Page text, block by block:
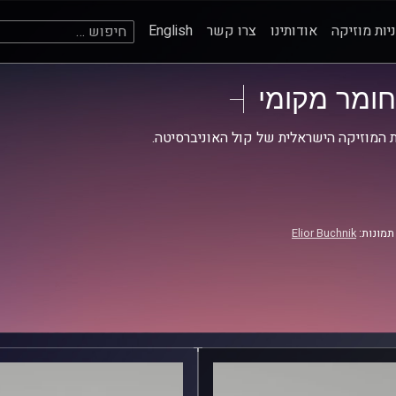
מוזיקה אודותינו צרו קשר English חיפוש:
חומר מקומי
המוזיקה הישראלית של קול האוניברסיטה.
Elior Buchnik